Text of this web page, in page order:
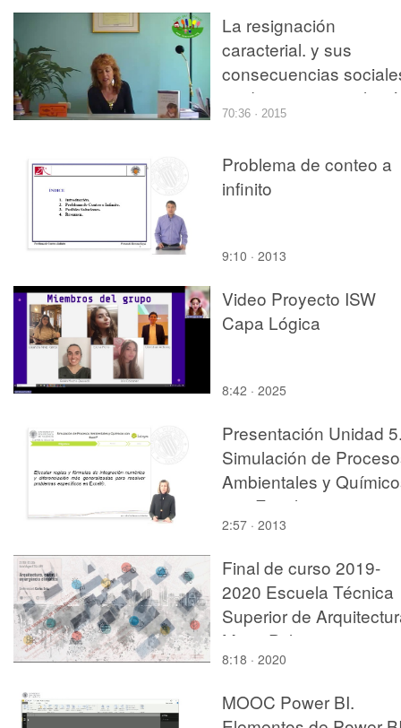
La resignación
caracterial. y sus
consecuencias
y educativas en
a la salu
70:36 · 2015
Problema de conteo a
infinito
9:10 · 2013
Video Proyecto ISW
Capa Lógica
8:42 · 2025
Presentación Unidad
Simulación de
Ambientales y
con Excel¿
2:57 · 2013
Final de curso 2019-
2020 Escuela Técnica
Superior de
Maite Palomares .
(Cultura)
8:18 · 2020
MOOC Power BI.